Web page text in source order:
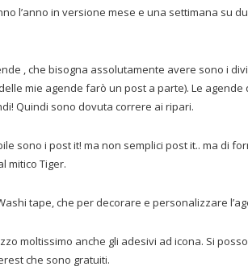
l’anno in versione mese e una settimana su
, che bisogna assolutamente avere sono i
mie agende farò un post a parte). Le
Quindi sono dovuta correre ai ripari.
sono i post it! ma non semplici post it.. ma di
mitico Tiger.
tape, che per decorare e personalizzare
moltissimo anche gli adesivi ad icona. Si
che sono gratuiti.